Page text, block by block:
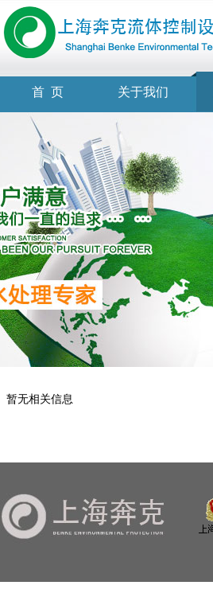
首 页 关于我们
暂无相关信息